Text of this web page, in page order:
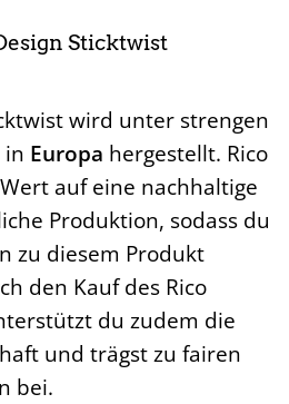
Sticktwist
wird unter strengen
in Europa hergestellt. Rico
auf eine nachhaltige
Produktion, sodass du
zu diesem Produkt
den Kauf des Rico
du zudem die
und trägst zu fairen
bei.